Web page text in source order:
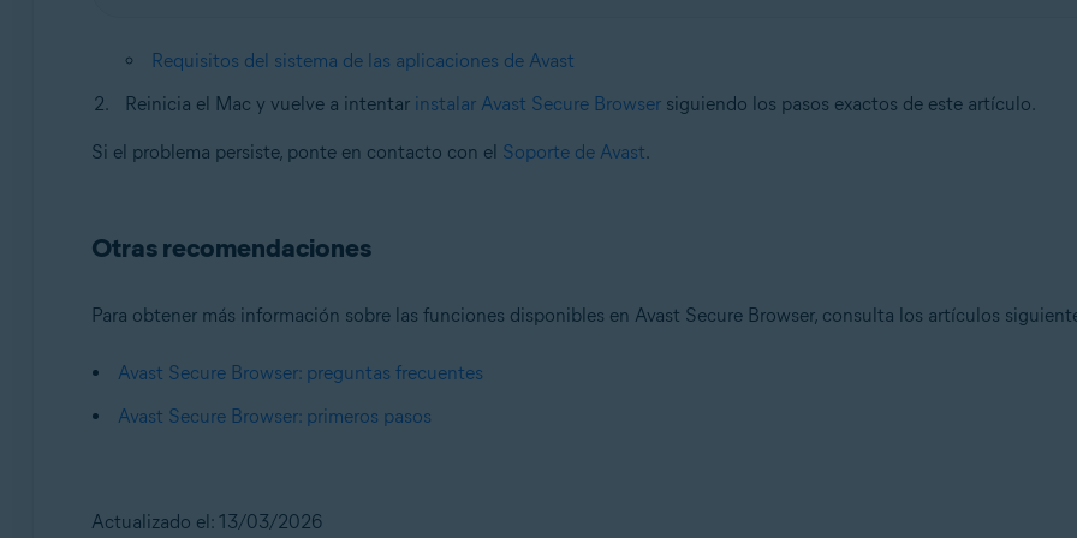
Requisitos del sistema de las aplicaciones de Avast
Reinicia el Mac y vuelve a intentar instalar Avast Secure Browsersiguiendo los pasos exactos de este artículo.
Si el problema persiste, ponte en contacto con el Soporte de Avast.
Otras recomendaciones
Para obtener más información sobre las funciones disponibles en Avast Secure Browser, consulta los artículos
Avast Secure Browser: preguntas frecuentes
Avast Secure Browser: primeros pasos
Actualizado el: 13/03/2026